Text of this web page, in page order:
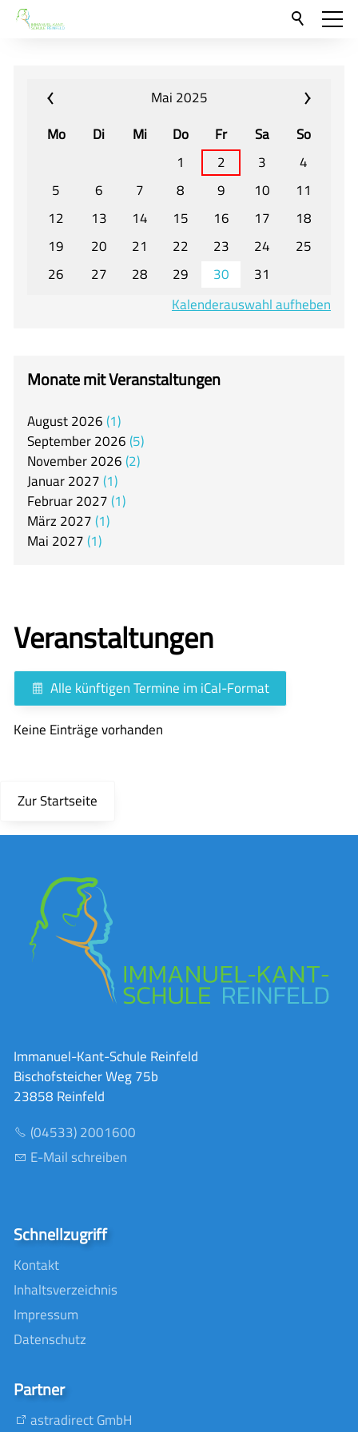
Neu hier?
Für Eltern und Schüler
Veranstaltungen und Termine
Unser Unterricht - Fachcurricula
Unsere Konzepte
Downloads
Unter-, Mittel und Oberstufe
itslearning
Arbeitsgemeinschaften
Mensa
Unsere Schulgemeinschaft
Kontakt
Mai 2025
Mo
Di Mi Do Fr Sa
So
1
2 3
4
5
6 7 8 9 10
11
12
13 14 15 16 17
18
19
20 21 22 23 24
25
26
27 28 29 30
31
Kalenderauswahl aufheben
Monate mit Veranstaltungen
August2026 1
September2026 5
November2026 2
Januar2027 1
Februar2027 1
März 2027 1
Mai 2027 1
Veranstaltungen
Alle künftigen Termine im iCal-Format
Keine Einträge vorhanden
Zur Startseite
Immanuel-Kant-Schule Reinfeld
Bischofsteicher Weg 75b
23858 Reinfeld
(04533) 2001600
E-Mail schreiben
Schnellzugriff
Kontakt
Inhaltsverzeichnis
Impressum
Datenschutz
Partner
astradirect GmbH